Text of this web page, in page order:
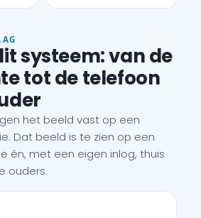
systeem: van de
tot de telefoon
het beeld vast op een
Dat beeld is te zien op een
én, met een eigen inlog, thuis
ouders.